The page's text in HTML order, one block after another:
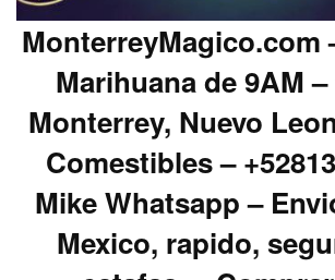
MonterreyMagico.com
Marihuana de 9AM –
Monterrey, Nuevo
Comestibles –
Mike Whatsapp –
Mexico, rapido,